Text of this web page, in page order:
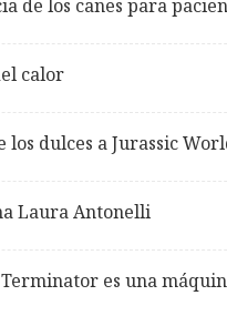
de los canes para
calor
los dulces a Jurassic
Laura Antonelli
es una